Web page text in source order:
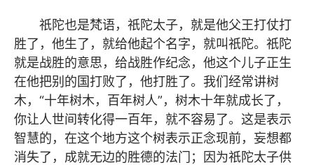
祇陀也是梵语，祇陀太子，就是他父王打仗打
胜了，他生了，就给他起个名字，就叫祇陀。祇陀
就是战胜的意思，给战胜作纪念，他这个儿子正生
在他把别的国打败了，他打胜了。我们经常讲树
木，“十年树木，百年树人”，树木十年就成长了，
你让人世间转化得一百年，就不容易了。这是表示
智慧的，在这个地方这个树表示正念现前，妄想都
消失了，成就无边的胜德的法门；因为祇陀太子供